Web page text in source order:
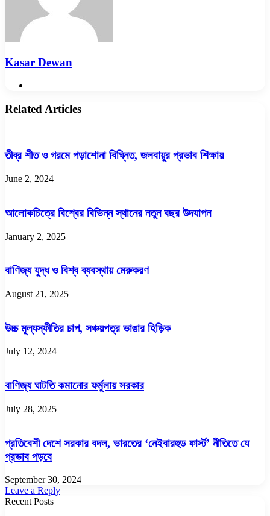
Kasar Dewan
Related Articles
তীব্র শীত ও গরমে পড়াশোনা বিঘ্নিত, জলবায়ুর প্রভাব শিক্ষায়
June 2, 2024
আলোকচিত্রে বিশ্বের বিভিন্ন স্থানের নতুন বছর উদযাপন
January 2, 2025
বাণিজ্য যুদ্ধ ও বিশ্ব ব্যবস্থায় মেরুকরণ
August 21, 2025
উচ্চ মূল্যস্ফীতির চাপ, সঞ্চয়পত্র ভাঙার হিড়িক
July 12, 2024
বাণিজ্য ঘাটতি কমানোর ফর্মুলায় সরকার
July 28, 2025
প্রতিবেশী দেশে সরকার বদল, ভারতের ‘নেইবারহুড ফার্স্ট’ নীতিতে যে
প্রভাব পড়বে
September 30, 2024
Leave a Reply
Recent Posts